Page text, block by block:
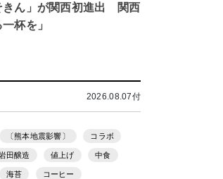
きん」が関西初進出 関西
杯を」
2026.08.07付
〔熊本地震影響〕 コラボ
田醸造 値上げ 中食
海苔 コーヒー